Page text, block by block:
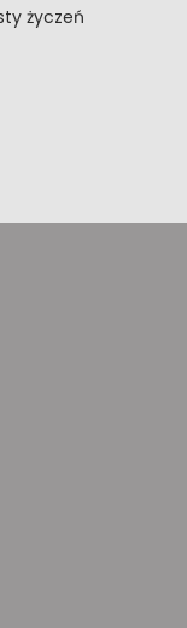
życzeń